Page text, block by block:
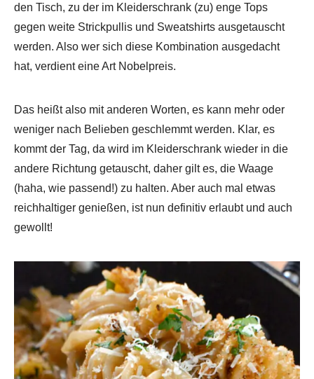
den Tisch, zu der im Kleiderschrank (zu) enge Tops
gegen weite Strickpullis und Sweatshirts ausgetauscht
werden. Also wer sich diese Kombination ausgedacht
hat, verdient eine Art Nobelpreis.
Das heißt also mit anderen Worten, es kann mehr oder
weniger nach Belieben geschlemmt werden. Klar, es
kommt der Tag, da wird im Kleiderschrank wieder in die
andere Richtung getauscht, daher gilt es, die Waage
(haha, wie passend!) zu halten. Aber auch mal etwas
reichhaltiger genießen, ist nun definitiv erlaubt und auch
gewollt!